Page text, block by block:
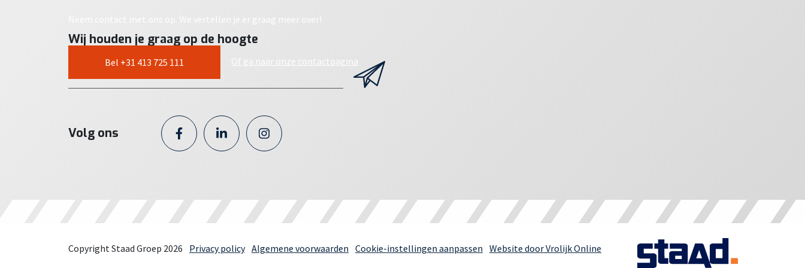
Neem contact met ons op. We vertellen je er graag meer over!
Bel +31 413 725 111 Of ga naar onze contactpagina
Wij houden je graag op de hoogte
Volg ons
Copyright Staad Groep 2026 Privacy policy Algemene voorwaarden Cookie-instellingen aanpassen Website door Vrolijk Online